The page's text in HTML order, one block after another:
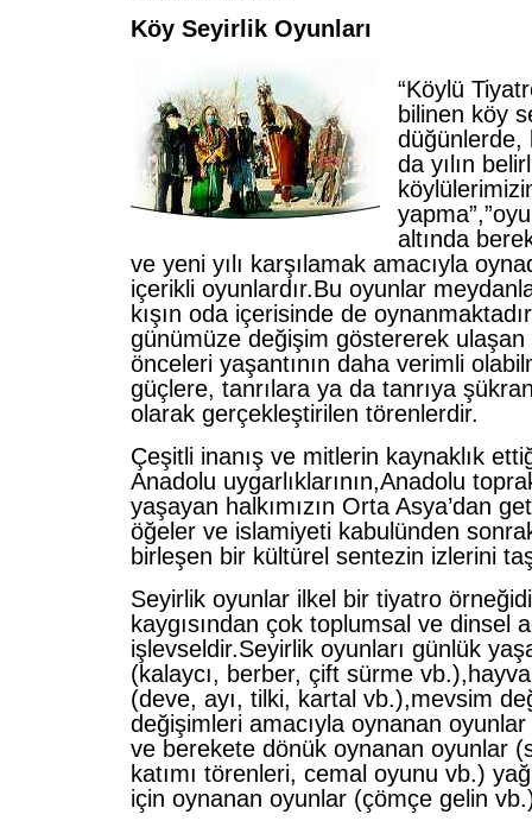
Köy Seyirlik Oyunları
“Köylü
bilinen köy
düğünlerde,
da yılın
altında
ve yeni yılı karşılamak amacıyla
içerikli oyunlardır.Bu oyunlar
kışın oda içerisinde de
günümüze değişim göstererek
önceleri yaşantının daha verimli
güçlere, tanrılara ya da tanrıya
olarak gerçekleştirilen törenlerdir.
Çeşitli inanış ve mitlerin kaynaklık
Anadolu uygarlıklarının,Anadolu
yaşayan halkımızın Orta Asya’dan
öğeler ve islamiyeti kabulünden
birleşen bir kültürel sentezin izlerini
Seyirlik oyunlar ilkel bir tiyatro
kaygısından çok toplumsal ve dinsel
işlevseldir.Seyirlik oyunları günlük
(kalaycı, berber, çift sürme
(deve, ayı, tilki, kartal vb.),mevsim
değişimleri amacıyla oynanan
ve berekete dönük oynanan oyunlar
katımı törenleri, cemal oyunu vb.)
için oynanan oyunlar (çömçe gelin